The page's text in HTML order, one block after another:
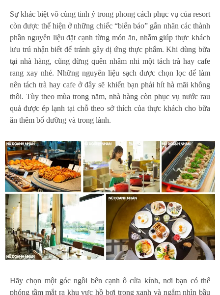
Sự khác biệt vô cùng tinh ý trong phong cách phục vụ của resort
còn được thể hiện ở những chiếc “biển báo” gắn nhãn các thành
phần nguyên liệu đặt cạnh từng món ăn, nhằm giúp thực khách
lưu trú nhận biết để tránh gây dị ứng thực phẩm. Khi dùng bữa
tại nhà hàng, cũng đừng quên nhâm nhi một tách trà hay cafe
rang xay nhé. Những nguyên liệu sạch được chọn lọc để làm
nên tách trà hay cafe ở đây sẽ khiến bạn phải hít hà mãi không
thôi. Tùy theo mùa trong năm, nhà hàng còn phục vụ nước rau
quả được ép lạnh tại chỗ theo sở thích của thực khách cho bữa
ăn thêm bổ dưỡng và trong lành.
Hãy chọn một góc ngồi bên cạnh ô cửa kính, nơi bạn có thể
phóng tầm mắt ra khu vực hồ bơi trong xanh và ngắm nhìn bầu